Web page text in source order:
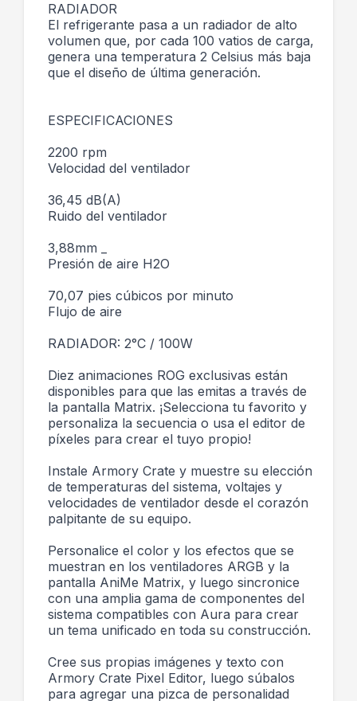
RADIADOR
El refrigerante pasa a un radiador de alto
volumen que, por cada 100 vatios de carga,
genera una temperatura 2 Celsius más baja
que el diseño de última generación.
ESPECIFICACIONES
2200 rpm
Velocidad del ventilador
36,45 dB(A)
Ruido del ventilador
3,88mm _
Presión de aire H2O
70,07 pies cúbicos por minuto
Flujo de aire
RADIADOR: 2°C / 100W
Diez animaciones ROG exclusivas están
disponibles para que las emitas a través de
la pantalla Matrix. ¡Selecciona tu favorito y
personaliza la secuencia o usa el editor de
píxeles para crear el tuyo propio!
Instale Armory Crate y muestre su elección
de temperaturas del sistema, voltajes y
velocidades de ventilador desde el corazón
palpitante de su equipo.
Personalice el color y los efectos que se
muestran en los ventiladores ARGB y la
pantalla AniMe Matrix, y luego sincronice
con una amplia gama de componentes del
sistema compatibles con Aura para crear
un tema unificado en toda su construcción.
Cree sus propias imágenes y texto con
Armory Crate Pixel Editor, luego súbalos
para agregar una pizca de personalidad